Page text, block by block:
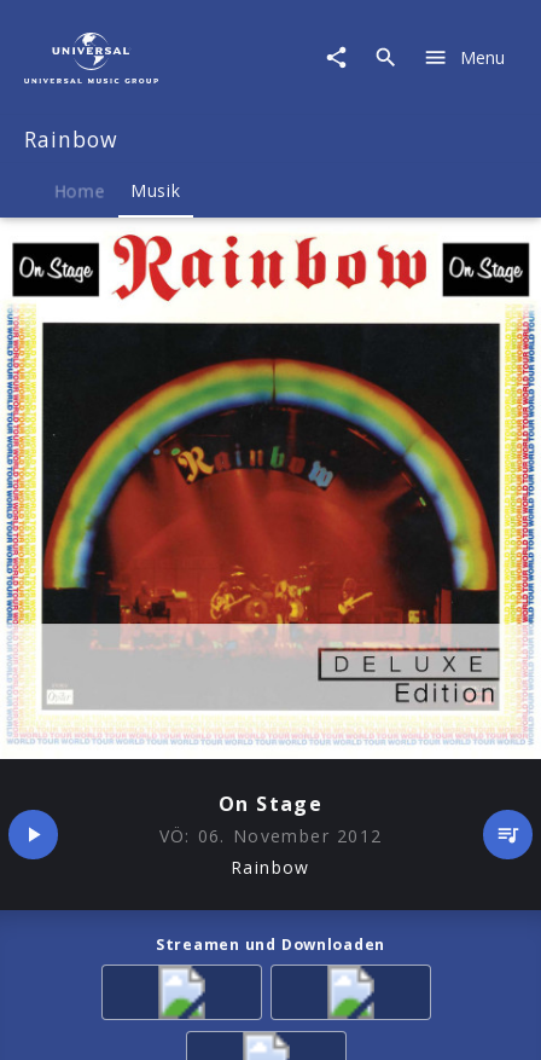
Stage
Menu
Rainbow
Home Musik
On Stage
VÖ: 06. November 2012
Rainbow
Streamen und Downloaden